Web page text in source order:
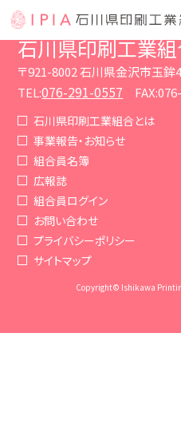
石川県印刷工業
〒921-8002 石川県金沢市玉鉾
TEL:076-291-0557
石川県印刷工業組合とは
事業報告・お知らせ
組合員名簿
広報誌
組合員ログイン
お問い合わせ
プライバシーポリシー
サイトマップ
Copyright© Ishikawa